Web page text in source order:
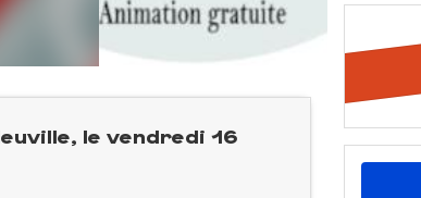
le vendredi 16